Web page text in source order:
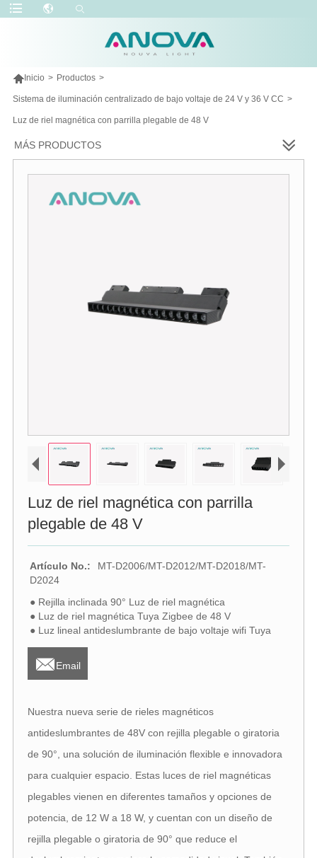
Inicio > Productos >
Sistema de iluminación centralizado de bajo voltaje de 24 V y 36 V CC >
Luz de riel magnética con parrilla plegable de 48 V
MÁS PRODUCTOS
Luz de riel magnética con parrilla
plegable de 48 V
Artículo No.:
MT-D2006/MT-D2012/MT-D2018/MT-
D2024
● Rejilla inclinada 90° Luz de riel magnética
● Luz de riel magnética Tuya Zigbee de 48 V
● Luz lineal antideslumbrante de bajo voltaje wifi Tuya
Email
Nuestra nueva serie de rieles magnéticos
antideslumbrantes de 48V con rejilla plegable o giratoria
de 90°, una solución de iluminación flexible e innovadora
para cualquier espacio. Estas luces de riel magnéticas
plegables vienen en diferentes tamaños y opciones de
potencia, de 12 W a 18 W, y cuentan con un diseño de
rejilla plegable o giratoria de 90° que reduce el